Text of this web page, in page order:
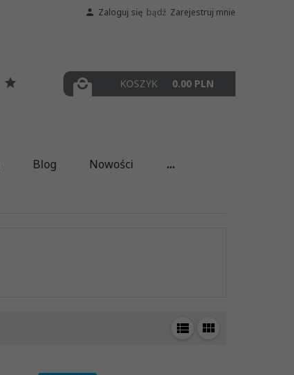
Zaloguj się bądź Zarejestruj mnie
KOSZYK 0.00PLN
Blog Nowości ...